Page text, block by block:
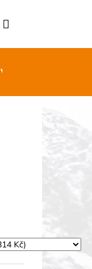
Nákupní
NÁBYTEK